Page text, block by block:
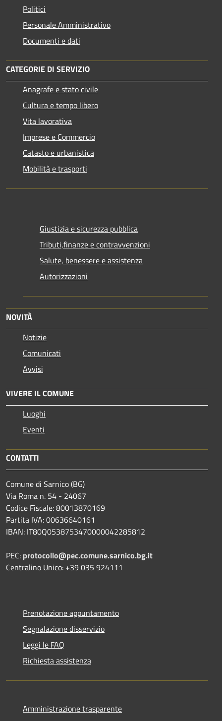
Politici
Personale Amministrativo
Documenti e dati
CATEGORIE DI SERVIZIO
Anagrafe e stato civile
Cultura e tempo libero
Vita lavorativa
Imprese e Commercio
Catasto e urbanistica
Mobilità e trasporti
Giustizia e sicurezza pubblica
Tributi,finanze e contravvenzioni
Salute, benessere e assistenza
Autorizzazioni
NOVITÀ
Notizie
Comunicati
Avvisi
VIVERE IL COMUNE
Luoghi
Eventi
CONTATTI
Comune di Sarnico (BG)
Via Roma n. 54 - 24067
Codice Fiscale: 80013870169
Partita IVA: 00636640161
IBAN: IT80Q0538753470000042285812
PEC: protocollo@pec.comune.sarnico.bg.it
Centralino Unico: +39 035 924111
Prenotazione appuntamento
Segnalazione disservizio
Leggi le FAQ
Richiesta assistenza
Amministrazione trasparente